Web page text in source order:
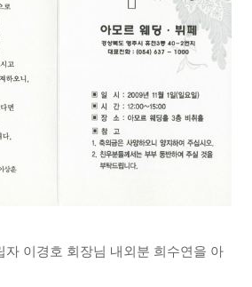
자 이경호 회장님 내외분 희수연을 아